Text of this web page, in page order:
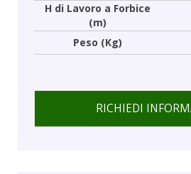
H di Lavoro a Forbice
(m)
Peso (Kg)
RICHIEDI